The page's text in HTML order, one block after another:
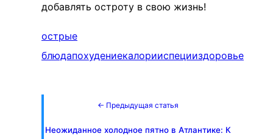
добавлять остроту в свою жизнь!
острые
блюдапохудениекалорииспецииздоровье
← Предыдущая статья
Неожиданное холодное пятно в Атлантике: К